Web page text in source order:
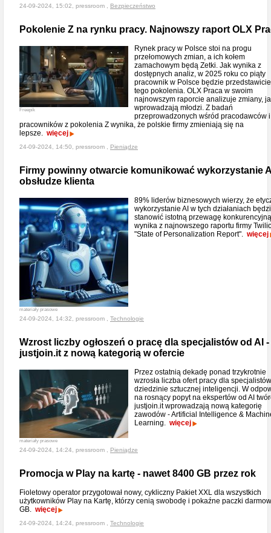
24-09-2024, 15:02, pressroom , Bezpieczeństwo
Pokolenie Z na rynku pracy. Najnowszy raport OLX
Freepik
Rynek pracy w Polsce stoi na progu
przełomowych zmian, a ich kołem
zamachowym będą Zetki. Jak wynika z
dostępnych analiz, w 2025 roku co piąty
pracownik w Polsce będzie
tego pokolenia. OLX Praca w swoim
najnowszym raporcie analizuje zmiany,
wprowadzają młodzi. Z badań
przeprowadzonych wśród pracodawców i
pracowników z pokolenia Z wynika, że polskie firmy zmieniają się na
lepsze. więcej
24-09-2024, 14:50, pressroom , Pieniądze
Firmy powinny otwarcie komunikować wykorzystanie
obsłudze klienta
materiały prasowe
89% liderów biznesowych wierzy, że
wykorzystanie AI w tych działaniach
stanowić istotną przewagę
wynika z najnowszego raportu firmy
"State of Personalization Report". więcej
24-09-2024, 14:32, pressroom , Technologie
Wzrost liczby ogłoszeń o pracę dla specjalistów od AI -
justjoin.it z nową kategorią w ofercie
materiały prasowe
Przez ostatnią dekadę ponad trzykrotnie
wzrosła liczba ofert pracy dla
dziedzinie sztucznej inteligencji. W
na rosnący popyt na ekspertów od AI
justjoin.it wprowadzają nową kategorię
zawodów - Artificial Intelligence &
Learning. więcej
24-09-2024, 14:24, pressroom , Pieniądze
Promocja w Play na kartę - nawet 8400 GB przez rok
Fioletowy operator przygotował nowy, cykliczny Pakiet XXL dla wszystkich
użytkowników Play na Kartę, którzy cenią swobodę i pokaźne paczki
GB. więcej
24-09-2024, 14:24, pressroom , Technologie